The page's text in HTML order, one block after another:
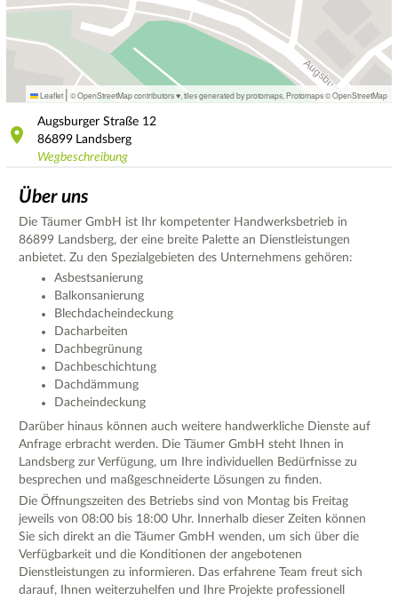
Leaflet | © OpenStreetMap contributors ♥, tiles generated by protomaps Protomaps©OpenStreetMap
Augsburger Straße 12
86899 Landsberg
Wegbeschreibung
Über uns
Die Täumer GmbH ist Ihr kompetenter Handwerksbetrieb in
86899 Landsberg, der eine breite Palette an Dienstleistungen
anbietet. Zu den Spezialgebieten des Unternehmens gehören:
Asbestsanierung
Balkonsanierung
Blechdacheindeckung
Dacharbeiten
Dachbegrünung
Dachbeschichtung
Dachdämmung
Dacheindeckung
Darüber hinaus können auch weitere handwerkliche Dienste auf
Anfrage erbracht werden. Die Täumer GmbH steht Ihnen in
Landsberg zur Verfügung, um Ihre individuellen Bedürfnisse zu
besprechen und maßgeschneiderte Lösungen zu finden.
Die Öffnungszeiten des Betriebs sind von Montag bis Freitag
jeweils von 08:00 bis 18:00 Uhr. Innerhalb dieser Zeiten können
Sie sich direkt an die Täumer GmbH wenden, um sich über die
Verfügbarkeit und die Konditionen der angebotenen
Dienstleistungen zu informieren. Das erfahrene Team freut sich
darauf, Ihnen weiterzuhelfen und Ihre Projekte professionell